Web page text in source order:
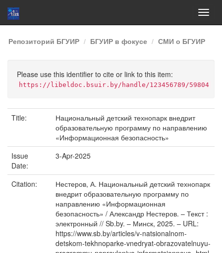
Skip
navigation
Репозиторий БГУИР БГУИР в фокусе СМИ о БГУИР
Please use this identifier to cite or link to this item:
https://libeldoc.bsuir.by/handle/123456789/59804
Title:
Национальный детский технопарк внедрит
образовательную программу по направлению
«Информационная безопасность»
Issue
Date:
3-Apr-2025
Citation:
Нестеров, А. Национальный детский технопарк
внедрит образовательную программу по
направлению «Информационная
безопасность» / Александр Нестеров. – Текст :
электронный // Sb.by. – Минск, 2025. – URL:
https://www.sb.by/articles/v-natsionalnom-
detskom-tekhnoparke-vnedryat-obrazovatelnuyu-